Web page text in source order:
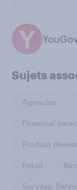
Sujets
Agencies
Financial
Product
Retail
Surveys: